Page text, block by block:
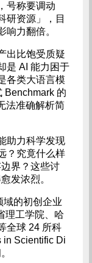
号称要调动
研资源」，目
力翻倍。
出比饱受质疑
是 AI 能力困于
各类大语言模
Benchmark 的
法准确解析简
助力科学发现
？究竟什么样
界？这些讨
发浓烈。
域的初创企业
理工学院、哈
全球 24 所科
in Scientific Di